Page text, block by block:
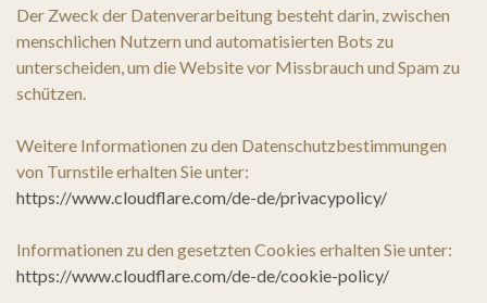
Der Zweck der Datenverarbeitung besteht darin, zwischen
menschlichen Nutzern und automatisierten Bots zu
unterscheiden, um die Website vor Missbrauch und Spam zu
schützen.
Weitere Informationen zu den Datenschutzbestimmungen
von Turnstile erhalten Sie unter:
https://www.cloudflare.com/de-de/privacypolicy/
Informationen zu den gesetzten Cookies erhalten Sie unter:
https://www.cloudflare.com/de-de/cookie-policy/